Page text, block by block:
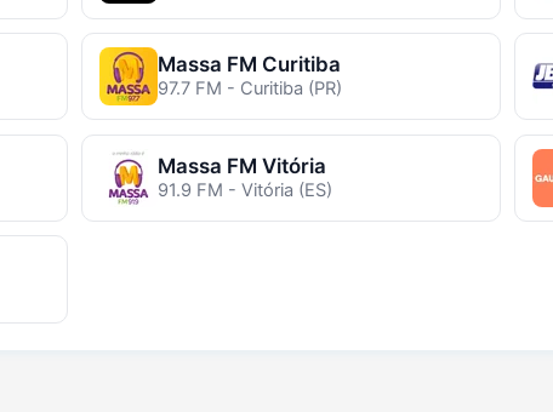
Massa FM Curitiba
97.7 FM - Curitiba (PR)
Massa FM Vitória
91.9 FM - Vitória (ES)